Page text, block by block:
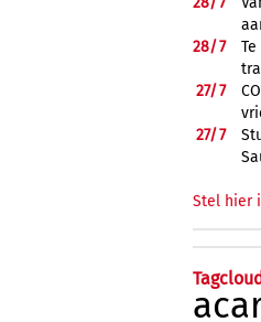
28/7
27/7
27/7
Stel hier
Tagcloud